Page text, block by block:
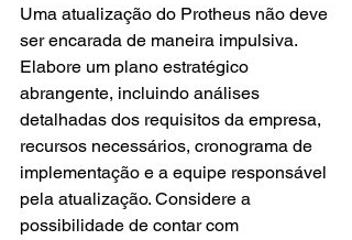
Uma atualização do Protheus não deve
ser encarada de maneira impulsiva.
Elabore um plano estratégico
abrangente, incluindo análises
detalhadas dos requisitos da empresa,
recursos necessários, cronograma de
implementação e a equipe responsável
pela atualização. Considere a
possibilidade de contar com